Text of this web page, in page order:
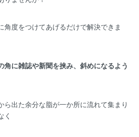
角度をつけてあげるだけで解決できま
角に雑誌や新聞を挟み、斜めになるよう
ら出た余分な脂が一か所に流れて集まり
く